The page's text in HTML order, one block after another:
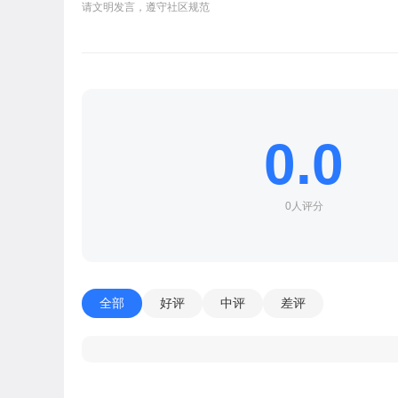
请文明发言，遵守社区规范
0.0
0人评分
全部 好评 中评 差评